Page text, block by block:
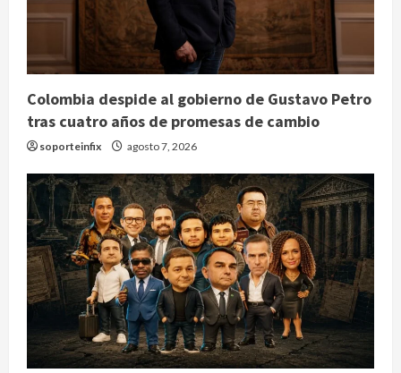
Colombia despide al gobierno de Gustavo Petro
tras cuatro años de promesas de cambio
soporteinfix agosto 7, 2026